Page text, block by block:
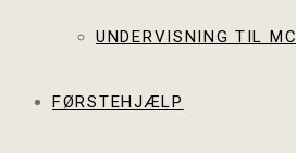
UNDERVISNING TIL MC
FØRSTEHJÆLP